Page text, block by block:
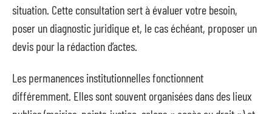
situation. Cette consultation sert à évaluer votre besoin,
poser un diagnostic juridique et, le cas échéant, proposer un
devis pour la rédaction d’actes.
Les permanences institutionnelles fonctionnent
différemment. Elles sont souvent organisées dans des lieux